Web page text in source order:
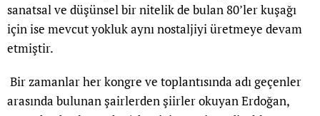
sanatsal ve düşünsel bir nitelik de bulan 80’ler kuşağı
için ise mevcut yokluk aynı nostaljiyi üretmeye devam
etmiştir.
Bir zamanlar her kongre ve toplantısında adı geçenler
arasında bulunan şairlerden şiirler okuyan Erdoğan,